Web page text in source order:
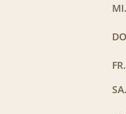
MI.
FR.
SA.